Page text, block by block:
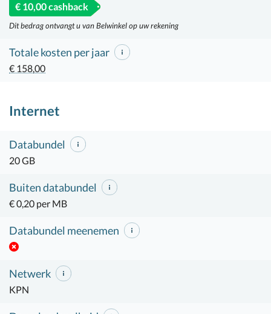
€ 10,00 cashback
Dit bedrag ontvangt u van Belwinkel op uw rekening
Totale kosten per jaar
€ 158,00
Internet
Databundel
20 GB
Buiten databundel
€ 0,20 per MB
Databundel meenemen
Netwerk
KPN